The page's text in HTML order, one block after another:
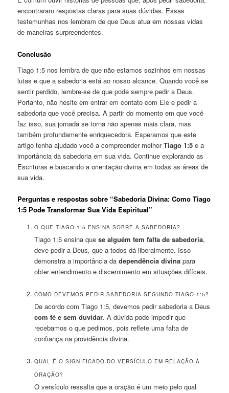
encontraram respostas claras para suas dúvidas. Essas
testemunhas nos lembram de que Deus atua em nossas vidas
de maneiras surpreendentes.
Conclusão
Tiago 1:5 nos lembra de que não estamos sozinhos em nossas
lutas e que a sabedoria está ao nosso alcance. Quando você se
sentir perdido, lembre-se de que pode sempre pedir a Deus.
Portanto, não hesite em entrar em contato com Ele e pedir a
sabedoria que você precisa. A partir do momento em que você
faz isso, sua jornada se torna não apenas mais clara, mas
também profundamente enriquecedora. Esperamos que este
artigo tenha ajudado você a compreender melhorTiago 1:5 e a
importância da sabedoria em sua vida. Continue explorando as
Escrituras e buscando a orientação divina em todas as áreas de
sua vida.
Perguntas e respostas sobre “Sabedoria Divina: Como Tiago
1:5 Pode Transformar Sua Vida Espiritual”
O QUE TIAGO 1:5 ENSINA SOBRE A SABEDORIA?
Tiago 1:5 ensina que se alguém tem falta de sabedoria,
deve pedir a Deus, que a todos dá liberalmente. Isso
demonstra a importância da dependência divinapara
obter entendimento e discernimento em situações difíceis.
COMO DEVEMOS PEDIR SABEDORIA SEGUNDO TIAGO 1:5?
De acordo com Tiago 1:5, devemos pedir sabedoria a Deus
com fé e sem duvidar. A dúvida pode impedir que
recebamos o que pedimos, pois reflete uma falta de
confiança na providência divina.
QUAL É O SIGNIFICADO DO VERSÍCULO EM RELAÇÃO À
ORAÇÃO?
O versículo ressalta que a oração é um meio pelo qual